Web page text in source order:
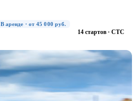
В аренде · от 45 000 руб.
14 стартов · CTC